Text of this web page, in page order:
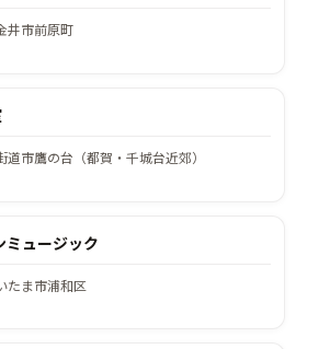
井市前原町
道市鷹の台（都賀・千城台近郊）
ミュージック
たま市浦和区